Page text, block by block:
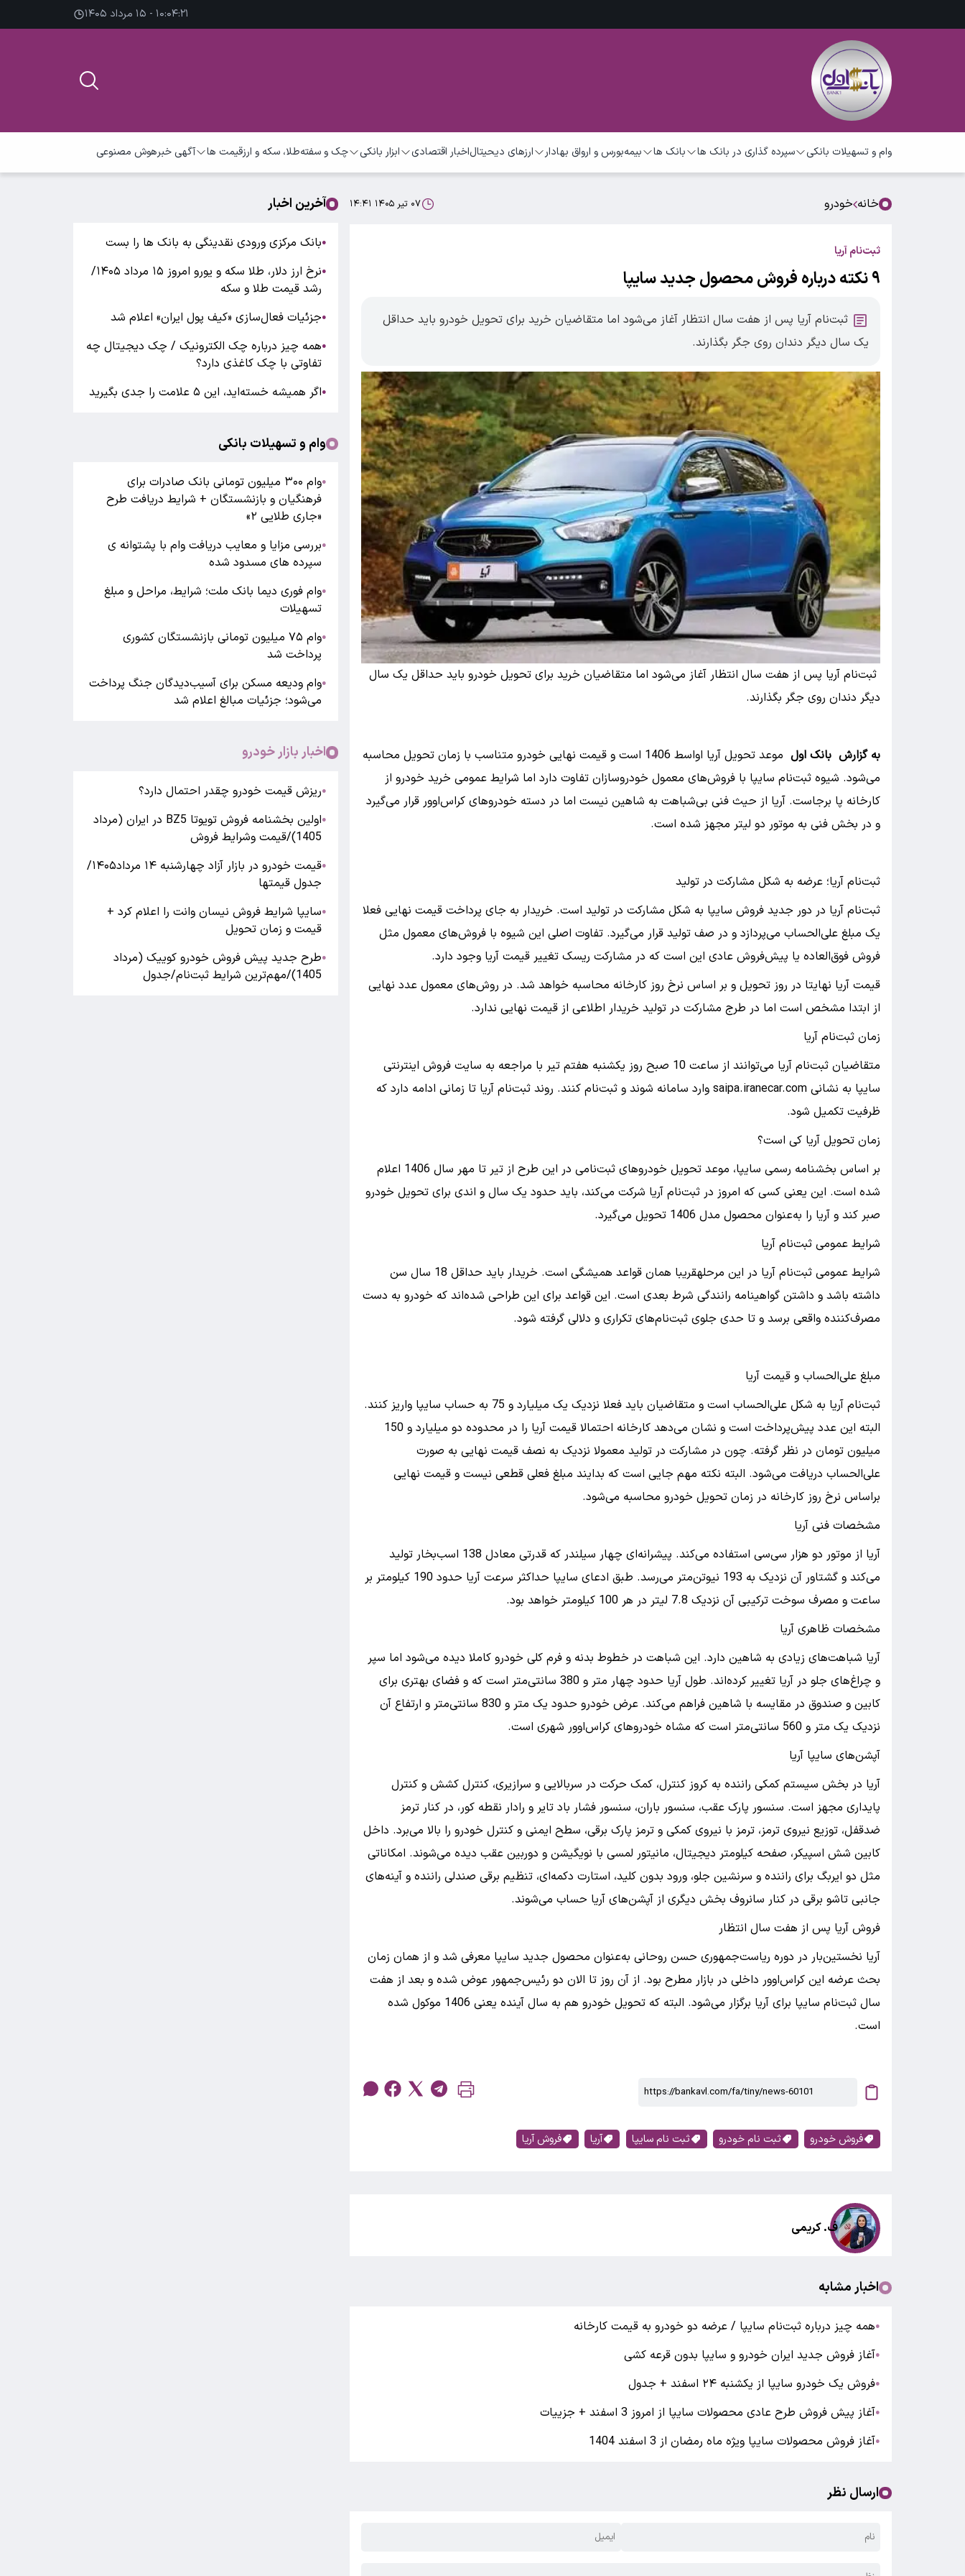
۱۰:۰۴:۲۲ - ۱۵ مرداد ۱۴۰۵
وام و تسهیلات بانکی سپرده گذاری در بانک ها بانک ها بیمهبورس و ارواق بهادار ارزهای دیحیتالاخبار اقتصادی ابزار بانکی چک و سفتهطلا، سکه و ارزقیمت ها آگهی خبرهوش مصنوعی
خانه خودرو ۰۷ تیر ۱۴۰۵ ۱۴:۴۱
ثبت‌نام آریا
۹ نکته درباره فروش محصول جدید سایپا
ثبت‌نام آریا پس از هفت سال انتظار آغاز می‌شود اما متقاضیان خرید برای تحویل خودرو باید حداقل
یک سال دیگر دندان روی جگر بگذارند.
ثبت‌نام آریا پس از هفت سال انتظار آغاز می‌شود اما متقاضیان خرید برای تحویل خودرو باید حداقل یک سال
دیگر دندان روی جگر بگذارند.
به گزارش بانک اول
موعد تحویل آریا اواسط 1406 است و قیمت نهایی خودرو متناسب با زمان تحویل محاسبه
می‌شود. شیوه ثبت‌نام سایپا با فروش‌های معمول خودروسازان تفاوت دارد اما شرایط عمومی خرید خودرو از
کارخانه پا برجاست. آریا از حیث فنی بی‌شباهت به شاهین نیست اما در دسته خودروهای کراس‌اوور قرار می‌گیرد
و در بخش فنی به موتور دو لیتر مجهز شده است.
ثبت‌نام آریا؛ عرضه به شکل مشارکت در تولید
ثبت‌نام آریا در دور جدید فروش سایپا به شکل مشارکت در تولید است. خریدار به جای پرداخت قیمت نهایی فعلا
یک مبلغ علی‌الحساب می‌پردازد و در صف تولید قرار می‌گیرد. تفاوت اصلی این شیوه با فروش‌های معمول مثل
فروش فوق‌العاده یا پیش‌فروش عادی این است که در مشارکت ریسک تغییر قیمت آریا وجود دارد.
قیمت آریا نهایتا در روز تحویل و بر اساس نرخ روز کارخانه محاسبه خواهد شد. در روش‌های معمول عدد نهایی
از ابتدا مشخص است اما در طرج مشارکت در تولید خریدار اطلاعی از قیمت نهایی ندارد.
زمان ثبت‌نام آریا
متقاضیان ثبت‌نام آریا می‌توانند از ساعت 10 صبح روز یکشنبه هفتم تیر با مراجعه به سایت فروش اینترنتی
سایپا به نشانی saipa.iranecar.com وارد سامانه شوند و ثبت‌نام کنند. روند ثبت‌نام آریا تا زمانی ادامه دارد که
ظرفیت تکمیل شود.
زمان تحویل آریا کی است؟
بر اساس بخشنامه رسمی سایپا، موعد تحویل خودروهای ثبت‌نامی در این طرح از تیر تا مهر سال 1406 اعلام
شده است. این یعنی کسی که امروز در ثبت‌نام آریا شرکت می‌کند، باید حدود یک سال و اندی برای تحویل خودرو
صبر کند و آریا را به‌عنوان محصول مدل 1406 تحویل می‌گیرد.
شرایط عمومی ثبت‌نام آریا
شرایط عمومی ثبت‌نام آریا در این مرحلهقریبا همان قواعد همیشگی است. خریدار باید حداقل 18 سال سن
داشته باشد و داشتن گواهینامه رانندگی شرط بعدی است. این قواعد برای این طراحی شده‌اند که خودرو به دست
مصرف‌کننده واقعی برسد و تا حدی جلوی ثبت‌نام‌های تکراری و دلالی گرفته شود.
مبلغ علی‌الحساب و قیمت آریا
ثبت‌نام آریا به شکل علی‌الحساب است و متقاضیان باید فعلا نزدیک یک میلیارد و 75 به حساب سایپا واریز کنند.
البته این عدد پیش‌پرداخت است و نشان می‌دهد کارخانه احتمالا قیمت آریا را در محدوده دو میلیارد و 150
میلیون تومان در نظر گرفته. چون در مشارکت در تولید معمولا نزدیک به نصف قیمت نهایی به صورت
علی‌الحساب دریافت می‌شود. البته نکته مهم جایی است که بدایند مبلغ فعلی قطعی نیست و قیمت نهایی
براساس نرخ روز کارخانه در زمان تحویل خودرو محاسبه می‌شود.
مشخصات فنی آریا
آریا از موتور دو هزار سی‌سی استفاده می‌کند. پیشرانه‌ای چهار سیلندر که قدرتی معادل 138 اسب‌بخار تولید
می‌کند و گشتاور آن نزدیک به 193 نیوتن‌متر می‌رسد. طبق ادعای سایپا حداکثر سرعت آریا حدود 190 کیلومتر بر
ساعت و مصرف سوخت ترکیبی آن نزدیک 7.8 لیتر در هر 100 کیلومتر خواهد بود.
مشخصات ظاهری آریا
آریا شباهت‌های زیادی به شاهین دارد. این شباهت در خطوط بدنه و فرم کلی خودرو کاملا دیده می‌شود اما سپر
و چراغ‌های جلو در آریا تغییر کرده‌اند. طول آریا حدود چهار متر و 380 سانتی‌متر است که و فضای بهتری برای
کابین و صندوق در مقایسه با شاهین فراهم می‌کند. عرض خودرو حدود یک متر و 830 سانتی‌متر و ارتفاع آن
نزدیک یک متر و 560 سانتی‌متر است که مشاه خودروهای کراس‌اوور شهری است.
آپشن‌های سایپا آریا
آریا در بخش سیستم‌‌ کمکی راننده به کروز کنترل، کمک حرکت در سربالایی و سرازیری، کنترل کشش و کنترل
پایداری مجهز است. سنسور پارک عقب، سنسور باران، سنسور فشار باد تایر و رادار نقطه کور، در کنار ترمز
ضدقفل، توزیع نیروی ترمز، ترمز با نیروی کمکی و ترمز پارک برقی، سطح ایمنی و کنترل خودرو را بالا می‌برد. داخل
کابین شش اسپیکر، صفحه کیلومتر دیجیتال، مانیتور لمسی با نویگیشن و دوربین عقب دیده می‌شوند. امکاناتی
مثل دو ایربگ برای راننده و سرنشین جلو، ورود بدون کلید، استارت دکمه‌ای، تنظیم برقی صندلی راننده و آینه‌های
جانبی تاشو برقی در کنار سانروف بخش دیگری از آپشن‌های آریا حساب می‌شوند.
فروش آریا پس از هفت سال انتظار
آریا نخستین‌بار در دوره ریاست‌جمهوری حسن روحانی به‌عنوان محصول جدید سایپا معرفی شد و از همان زمان
بحث عرضه این کراس‌اوور داخلی در بازار مطرح بود. از آن روز تا الان دو رئیس‌جمهور عوض شده و بعد از هفت
سال ثبت‌نام سایپا برای آریا برگزار می‌شود. البته که تحویل خودرو هم به سال آینده یعنی 1406 موکول شده
است.
فروش خودرو ثبت نام خودرو ثبت نام سایپا آریا فروش آریا
ف. کریمی
اخبار مشابه
●همه چیز درباره ثبت‌نام سایپا / عرضه دو خودرو به قیمت کارخانه
●آغاز فروش جدید ایران خودرو و سایپا بدون قرعه کشی
●فروش یک خودرو سایپا از یکشنبه ۲۴ اسفند + جدول
●آغاز پیش فروش طرح عادی محصولات سایپا از امروز 3 اسفند + جزییات
●آغاز فروش محصولات سایپا ویژه ماه رمضان از 3 اسفند 1404
ارسال نظر
آخرین اخبار
●بانک مرکزی ورودی نقدینگی به بانک ها را بست
●
نرخ ارز دلار، طلا سکه و یورو امروز ۱۵ مرداد ۱۴۰۵/
رشد قیمت طلا و سکه
●جزئیات فعال‌سازی «کیف پول ایران» اعلام شد
●همه چیز درباره چک الکترونیک / چک دیجیتال چه
تفاوتی با چک کاغذی دارد؟
●اگر همیشه خسته‌اید، این ۵ علامت را جدی بگیرید
وام و تسهیلات بانکی
●
وام ۳۰۰ میلیون تومانی بانک صادرات برای
فرهنگیان و بازنشستگان + شرایط دریافت طرح
«جاری طلایی ۲»
●بررسی مزایا و معایب دریافت وام با پشتوانه ی
سپرده های مسدود شده
●وام فوری دیما بانک ملت؛ شرایط، مراحل و مبلغ
تسهیلات
●
وام ۷۵ میلیون تومانی بازنشستگان کشوری
پرداخت شد
●وام ودیعه مسکن برای آسیب‌دیدگان جنگ پرداخت
می‌شود؛ جزئیات مبالغ اعلام شد
اخبار بازار خودرو
●ریزش قیمت خودرو چقدر احتمال دارد؟
●
اولین بخشنامه فروش تویوتا BZ5 در ایران (مرداد
1405)/قیمت وشرایط فروش
●
قیمت خودرو در بازار آزاد چهارشنبه ۱۴ مرداد۱۴۰۵/
جدول قیمتها
●سایپا شرایط فروش نیسان وانت را اعلام کرد +
قیمت و زمان تحویل
●طرح جدید پیش فروش خودرو کوییک (مرداد
1405)/مهم‌ترین شرایط ثبت‌نام/جدول